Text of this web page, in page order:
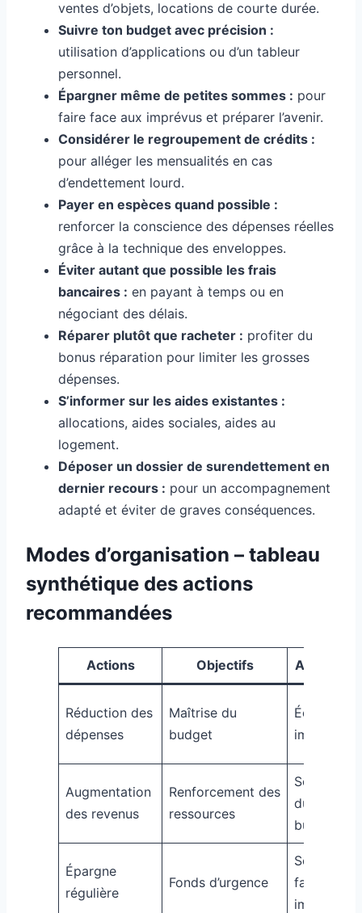
ventes d’objets, locations de courte durée.
Suivre ton budget avec précision :
utilisation d’applications ou d’un tableur
personnel.
Épargner même de petites sommes : pour
faire face aux imprévus et préparer l’avenir.
Considérer le regroupement de crédits :
pour alléger les mensualités en cas
d’endettement lourd.
Payer en espèces quand possible :
renforcer la conscience des dépenses réelles
grâce à la technique des enveloppes.
Éviter autant que possible les frais
bancaires : en payant à temps ou en
négociant des délais.
Réparer plutôt que racheter : profiter du
bonus réparation pour limiter les grosses
dépenses.
S’informer sur les aides existantes :
allocations, aides sociales, aides au
logement.
Déposer un dossier de surendettement en
dernier recours : pour un accompagnement
adapté et éviter de graves conséquences.
Modes d’organisation – tableau
synthétique des actions
recommandées
Actions Objectifs Avantages
Réduction des
dépenses
Maîtrise du
budget
Économie
immédiate
Augmentation
des revenus
Renforcement des
ressources
Soutien
durable du
budget
Épargne
régulière
Fonds d’urgence
Sérénité
face aux
imprévus